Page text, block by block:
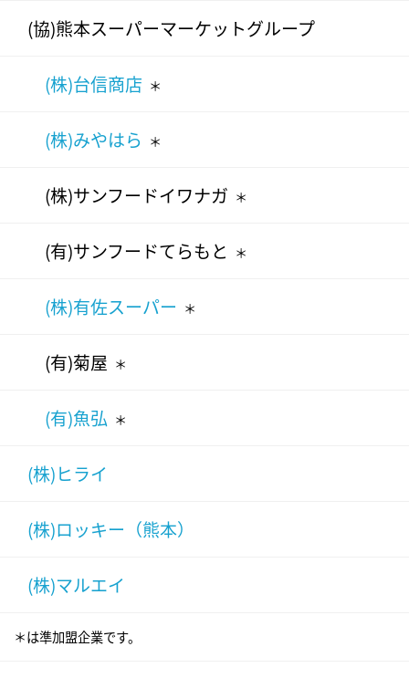
(協)熊本スーパーマーケットグループ
(株)台信商店 ＊
(株)みやはら ＊
(株)サンフードイワナガ ＊
(有)サンフードてらもと ＊
(株)有佐スーパー ＊
(有)菊屋 ＊
(有)魚弘 ＊
(株)ヒライ
(株)ロッキー（熊本）
(株)マルエイ
＊は準加盟企業です。